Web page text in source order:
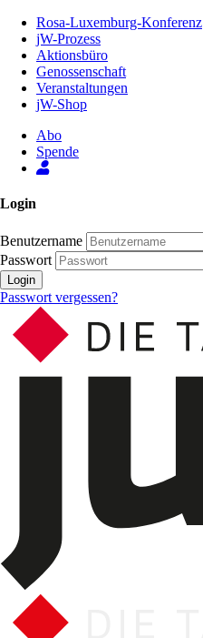
Inhalt
Seite
Rosa-Luxemburg-Konferenz
jW-Prozess
Aktionsbüro
Genossenschaft
Veranstaltungen
jW-Shop
Abo
Spende
Login
Benutzername
Passwort
Login
Passwort vergessen?